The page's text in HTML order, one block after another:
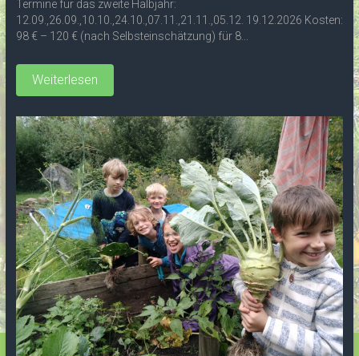
Termine für das zweite Halbjahr:
12.09.,26.09.,10.10.,24.10.,07.11.,21.11.,05.12. 19.12.2026 Kosten:
98 € – 120 € (nach Selbsteinschätzung) für 8...
Weiterlesen